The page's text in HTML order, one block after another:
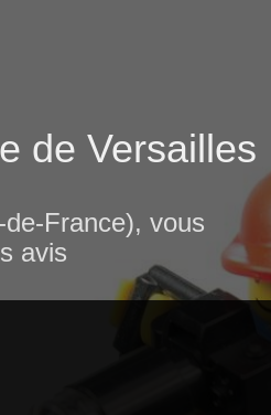
de Versailles
France), vous
avis